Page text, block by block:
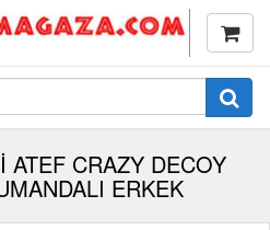
ATEF CRAZY DECOY
ERKEK